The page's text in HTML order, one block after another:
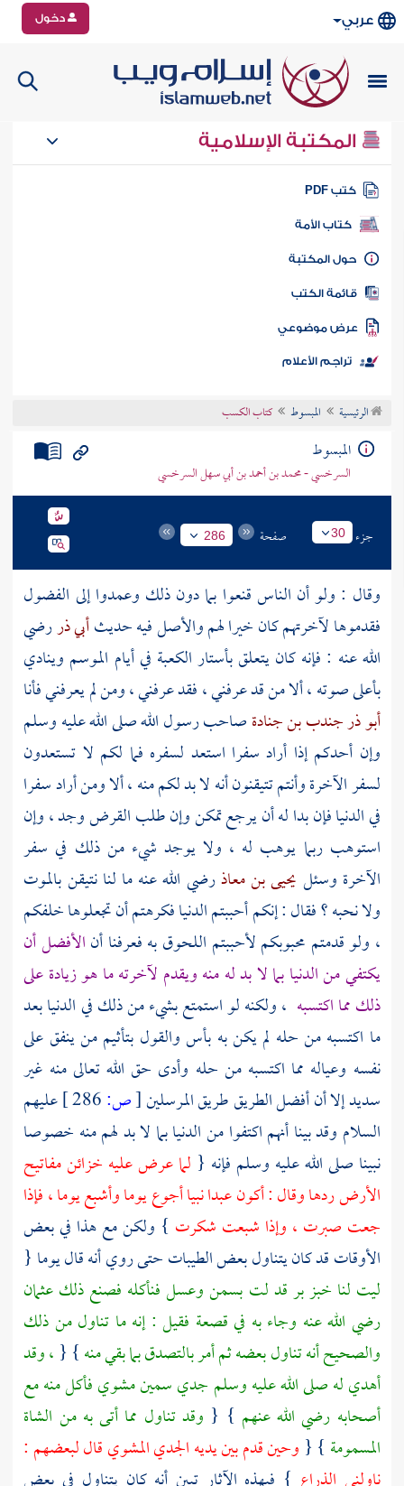
عربي دخول
المكتبة الإسلامية
كتب PDF
كتاب الأمة
المكتبة
الكتب
موضوعي
تراجم الأعلام
الرئيسية المبسوط كتاب الكسب
المبسوط
السرخسي - محمد بن أحمد بن أبي سهل السرخسي
جزء 30 صفحة 286
وقال : ولو أن الناس قنعوا بما دون ذلك وعمدوا إلى الفضول
فقدموها لآخرتهم كان خيرا لهم والأصل فيه حديثأبي ذررضي
الله عنه : فإنه كان يتعلق بأستارالكعبة في أيام الموسم وينادي
بأعلى صوته ، ألا من قد عرفني ، فقد عرفني ، ومن لم يعرفني فأنا
أبو ذر جندب بن جنادةصاحب رسول الله صلى الله عليه وسلم
وإن أحدكم إذا أراد سفرا استعد لسفره فما لكم لا تستعدون
لسفر الآخرة وأنتم تتيقنون أنه لا بد لكم منه ، ألا ومن أراد سفرا
في الدنيا فإن بدا له أن يرجع تمكن وإن طلب القرض وجد ، وإن
استوهب ربما يوهب له ، ولا يوجد شيء من ذلك في سفر
الآخرة وسئل يحيى بن معاذرضي الله عنه ما لنا نتيقن بالموت
ولا نحبه ؟ فقال : إنكم أحببتم الدنيا فكرهتم أن تجعلوها خلفكم
، ولو قدمتم محبوبكم لأحببتم اللحوق به فعرفنا أنالأفضل أن
يكتفي من الدنيا بما لا بد له منه ويقدم لآخرته ما هو زيادة على
ذلك مما اكتسبه ، ولكنه لو استمتع بشيء من ذلك في الدنيا بعد
ما اكتسبه من حله لم يكن به بأس والقول بتأثيم من ينفق على
نفسه وعياله مما اكتسبه من حله وأدى حق الله تعالى منه غير
سديد إلا أن أفضل الطريق طريق المرسلين[ص:
عليهم
السلام وقد بينا أنهم اكتفوا من الدنيا بما لا بد لهم منه خصوصا
نبينا صلى الله عليه وسلم فإنه { لما عرض عليه خزائن مفاتيح
الأرض ردها وقال : أكون عبدا نبيا أجوع يوما وأشبع يوما ، فإذا
جعت صبرت ، وإذا شبعت شكرت } ولكن مع هذا في بعض
الأوقات قد كان يتناول بعض الطيبات حتى روي أنه قال يوما {
ليت لنا خبز بر قد لت بسمن وعسل فنأكله فصنع ذلكعثمان
رضي الله عنه وجاء به في قصعة فقيل : إنه ما تناول من ذلك
والصحيح أنه تناول بعضه ثم أمر بالتصدق بما بقي منه} { ، وقد
أهدي له صلى الله عليه وسلم جدي سمين مشوي فأكل منه مع
أصحابه رضي الله عنهم } { وقد تناول مما أتى به من الشاة
المسمومة } { وحين قدم بين يديه الجدي المشوي قال لبعضهم :